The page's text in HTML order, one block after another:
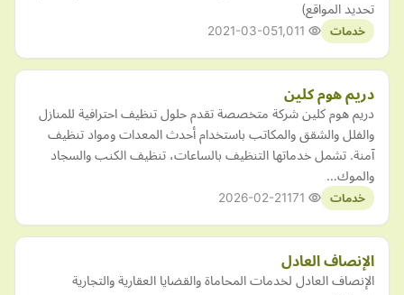
تحديد المواقع)
خدمات 2021-03-05
دريم هوم كلين
دريم هوم كلين شركة متخصصة تقدم حلول تنظيف احترافية للمنازل
والفلل والشقق والمكاتب باستخدام أحدث المعدات ومواد تنظيف
آمنة. تشمل خدماتها التنظيف بالساعات، تنظيف الكنب والسجاد
والموك…
خدمات 2026-02-21
الإنصاف العادل
الإنصاف العادل لخدمات المحاماة والقضايا العقارية والتجارية